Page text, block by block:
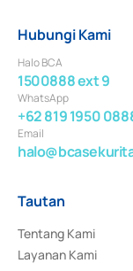
Hubungi Kami
Halo BCA
1500888 ext 9
WhatsApp
+62 819 1950
Email
Tautan
Tentang Kami
Layanan Kami